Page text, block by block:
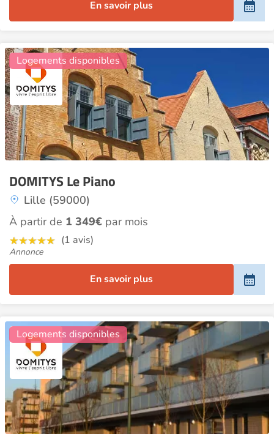
En savoir plus
DOMITYS Le Piano
Lille (59000)
Logements disponibles
À partir de 1 349€ par mois
(1 avis)
Annonce
En savoir plus
Logements disponibles